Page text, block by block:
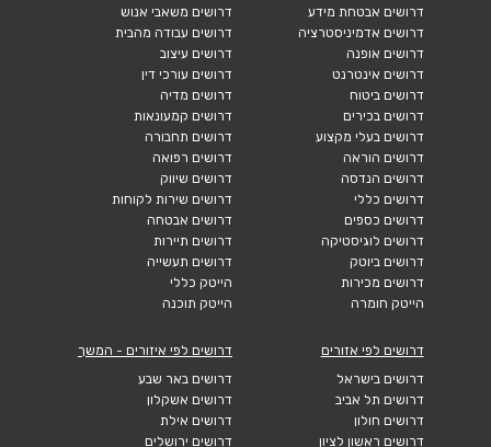
דרושים אבטחת מידע
דרושים אדמיניסטרציה
דרושים אופנה
דרושים אינטרנט
דרושים ביטוח
דרושים בכירים
דרושים בעלי מקצוע
דרושים הוראה
דרושים הנדסה
דרושים כללי
דרושים כספים
דרושים לוגיסטיקה
דרושים ביוטק
דרושים מכירות
הייטק חומרה
דרושים משאבי אנוש
דרושים עבודה מהבית
דרושים עיצוב
דרושים עורכי דין
דרושים מדיה
דרושים קמעונאות
דרושים תחבורה
דרושים רפואה
דרושים שיווק
דרושים שירות לקוחות
דרושים אבטחה
דרושים תיירות
דרושים תעשייה
הייטק כללי
הייטק תוכנה
דרושים לפי אזורים
דרושים בישראל
דרושים תל אביב
דרושים חולון
דרושים ראשון לציון
דרושים לפי איזורים - המשך
דרושים באר שבע
דרושים אשקלון
דרושים אילת
דרושים ירושלים